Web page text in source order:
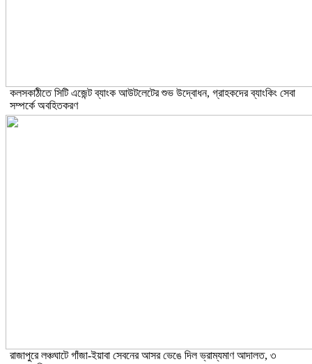
কলসকাঠীতে সিটি এজেন্ট ব্যাংক আউটলেটের শুভ উদ্বোধন, গ্রাহকদের ব্যাংকিং সেবা
সম্পর্কে অবহিতকরণ
রাজাপুরে লঞ্চঘাটে গাঁজা-ইয়াবা সেবনের আসর ভেঙে দিল ভ্রাম্যমাণ আদালত, ৩